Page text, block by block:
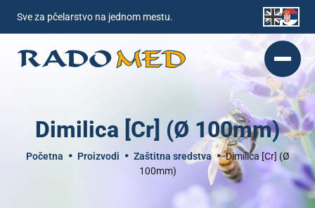
Sve za pčelarstvo na jednom mestu.
Dimilica [Cr] (Ø 100mm)
Početna Proizvodi Zaštitna sredstva
Dimilica [Cr] (Ø
100mm)